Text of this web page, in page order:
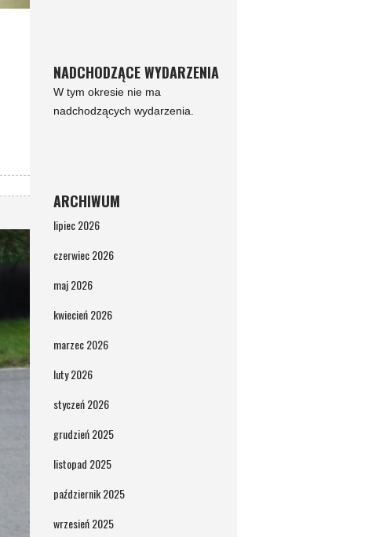
NADCHODZĄCE WYDARZENIA
W tym okresie nie ma
nadchodzących wydarzenia.
ARCHIWUM
lipiec 2026
czerwiec 2026
maj 2026
kwiecień 2026
marzec 2026
luty 2026
styczeń 2026
grudzień 2025
listopad 2025
październik 2025
wrzesień 2025